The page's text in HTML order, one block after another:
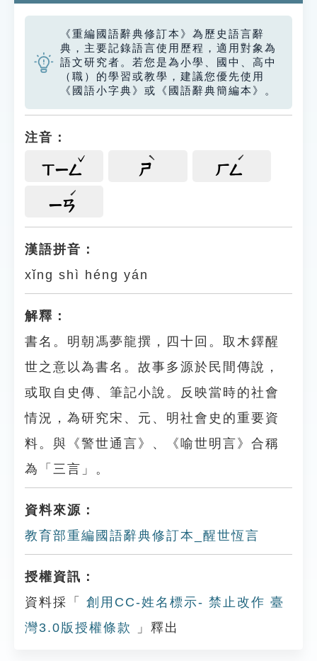
生命大百科索引
遊戲專區
教學應用
貓頭鷹博士
《重編國語辭典修訂本》為歷史語言辭
典，主要記錄語言使用歷程，適用對象為
語文研究者。若您是為小學、國中、高中
（職）的學習或教學，建議您優先使用
《國語小字典》或《國語辭典簡編本》。
注音：
ㄒㄧㄥ ㄕ ㄏㄥ
ㄧㄢ
漢語拼音：
xǐng shì héng yán
解釋：
書名。明朝馮夢龍撰，四十回。取木鐸醒
世之意以為書名。故事多源於民間傳說，
或取自史傳、筆記小說。反映當時的社會
情況，為研究宋、元、明社會史的重要資
料。與《警世通言》、《喻世明言》合稱
為「三言」。
資料來源：
教育部重編國語辭典修訂本_醒世恆言
授權資訊：
資料採「
創用CC-姓名標示- 禁止改作 臺
灣3.0版授權條款
」釋出